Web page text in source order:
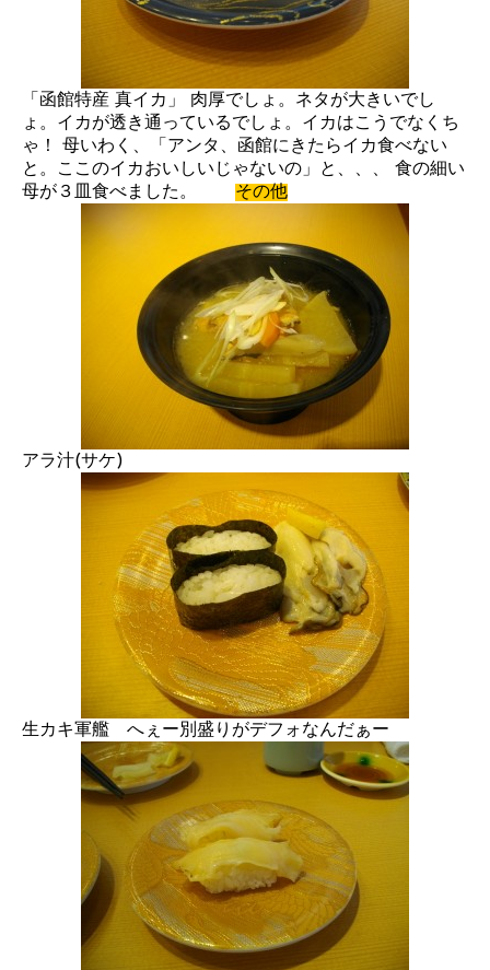
「函館特産 真イカ」 肉厚でしょ。ネタが大きいでし
ょ。イカが透き通っているでしょ。イカはこうでなくち
ゃ！ 母いわく、「アンタ、函館にきたらイカ食べない
と。ここのイカおいしいじゃないの」と、、、 食の細い
母が３皿食べました。 その他
アラ汁(サケ)
生カキ軍艦 へぇー別盛りがデフォなんだぁー